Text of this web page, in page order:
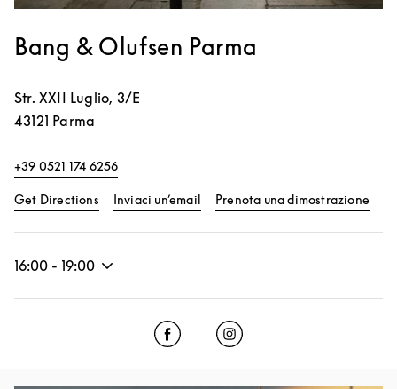
Bang & Olufsen Parma
Str. XXII Luglio, 3/E
43121 Parma
+39 0521 174 6256
Get DirectionsLink Opens in New Tab
Inviaci un’email Prenota una dimostrazione
16:00 - 19:00
Click to open Facebook
Link Opens in New Tab
Click to open Instagram
Link Opens in New Tab